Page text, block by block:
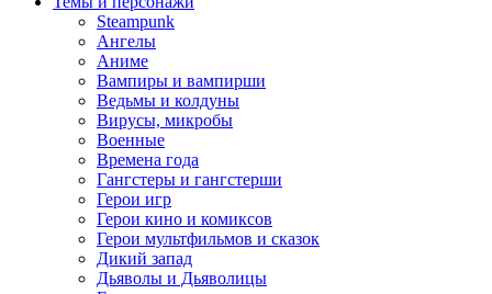
Steampunk
Ангелы
Аниме
Вампиры и вампирши
Ведьмы и колдуны
Вирусы, микробы
Военные
Времена года
Гангстеры и гангстерши
Герои игр
Герои кино и комиксов
Герои мультфильмов и сказок
Дикий запад
Дьяволы и Дьяволицы